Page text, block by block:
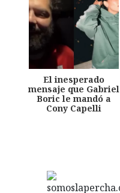
El inesperado
mensaje que Gabriel
Boric le mandó a
Cony Capelli